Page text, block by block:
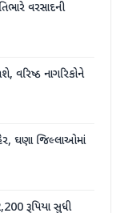
વરસાદની
વરિષ્ઠ નાગરિકોને
ઘણા જિલ્લાઓમાં
રૂપિયા સુધી